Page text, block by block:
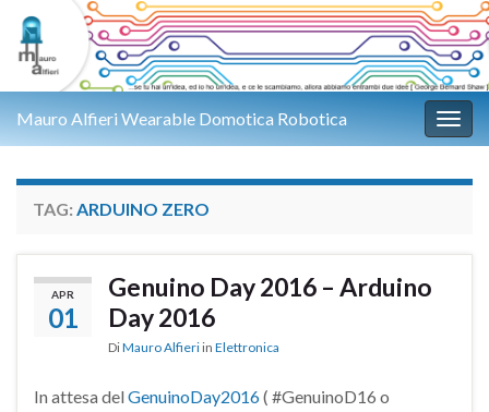
Mauro Alfieri Wearable Domotica Robotica
TAG: ARDUINO ZERO
APR
01
Genuino Day 2016 – Arduino
Day 2016
DiMauro Alfieri in Elettronica
In attesa del GenuinoDay2016( #GenuinoD16 o